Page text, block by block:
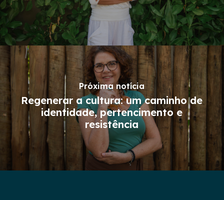
Próxima notícia
Regenerar a cultura: um caminho de
identidade, pertencimento e
resistência